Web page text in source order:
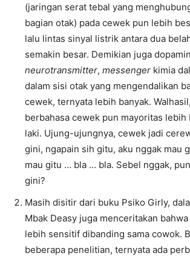
(jaringan serat tebal yang
bagian otak) pada cewek pun lebih
lalu lintas sinyal listrik antara dua
semakin besar. Demikian juga
neurotransmitter, messenger kimia
dalam sisi otak yang mengendalikan
cewek, ternyata lebih banyak.
berbahasa cewek pun mayoritas lebih
laki. Ujung-ujungnya, cewek jadi
gini, ngapain sih gitu, aku nggak mau
mau gitu … bla … bla. Sebel nggak,
gini?
Masih disitir dari buku Psiko Girly,
Mbak Deasy juga menceritakan
lebih sensitif dibanding sama cowok.
beberapa penelitian, ternyata ada